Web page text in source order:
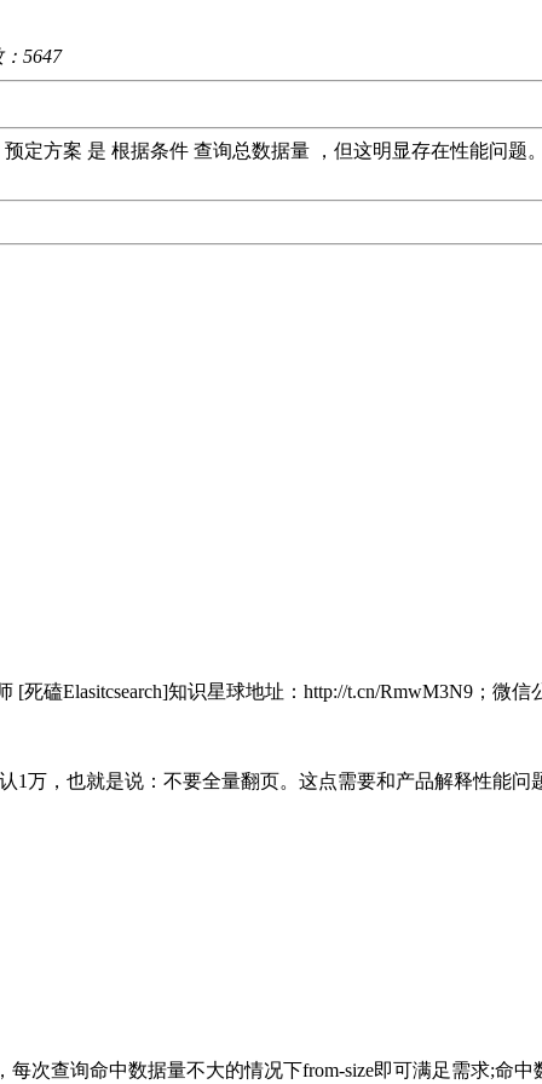
5647
定方案 是 根据条件 查询总数据量 ，但这明显存在性能问
[死磕Elasitcsearch]知识星球地址：http://t.cn/RmwM3N9；微信
1万，也就是说：不要全量翻页。这点需要和产品解释性能
次查询命中数据量不大的情况下from-size即可满足需求;命